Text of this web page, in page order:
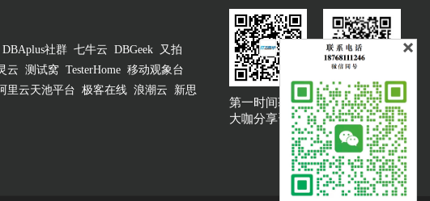
DBAplus社群 七牛云 DBGeek
又拍
云 测试窝 TesterHome 移动观象台
里云天池平台 极客在线 浪潮云
新思
第一时间获取
大咖分享资讯
大咖说吐槽客服